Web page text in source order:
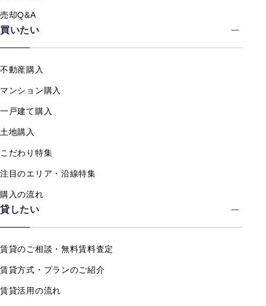
売却Q&A
買いたい
不動産購入
マンション購入
一戸建て購入
土地購入
こだわり特集
注目のエリア・沿線特集
購入の流れ
貸したい
賃貸のご相談・無料賃料査定
賃貸方式・プランのご紹介
賃貸活用の流れ